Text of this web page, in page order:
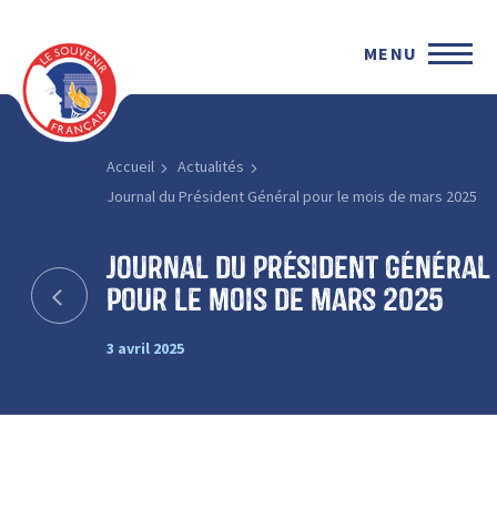
MENU
Accueil
Actualités
Journal du Président Général pour le mois de mars 2025
Journal du Président Général
pour le mois de mars 2025
3 avril 2025